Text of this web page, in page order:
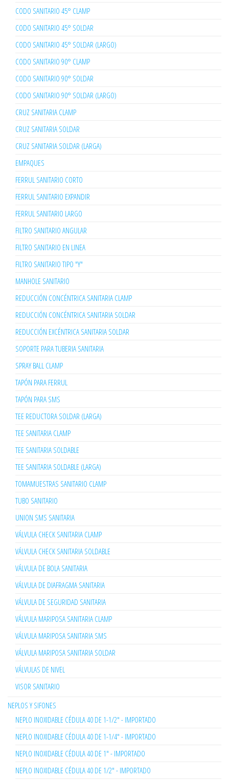
CODO SANITARIO 45° CLAMP
CODO SANITARIO 45° SOLDAR
CODO SANITARIO 45° SOLDAR (LARGO)
CODO SANITARIO 90° CLAMP
CODO SANITARIO 90° SOLDAR
CODO SANITARIO 90° SOLDAR (LARGO)
CRUZ SANITARIA CLAMP
CRUZ SANITARIA SOLDAR
CRUZ SANITARIA SOLDAR (LARGA)
EMPAQUES
FERRUL SANITARIO CORTO
FERRUL SANITARIO EXPANDIR
FERRUL SANITARIO LARGO
FILTRO SANITARIO ANGULAR
FILTRO SANITARIO EN LINEA
FILTRO SANITARIO TIPO "Y"
MANHOLE SANITARIO
REDUCCIÓN CONCÉNTRICA SANITARIA CLAMP
REDUCCIÓN CONCÉNTRICA SANITARIA SOLDAR
REDUCCIÓN EXCÉNTRICA SANITARIA SOLDAR
SOPORTE PARA TUBERIA SANITARIA
SPRAY BALL CLAMP
TAPÓN PARA FERRUL
TAPÓN PARA SMS
TEE REDUCTORA SOLDAR (LARGA)
TEE SANITARIA CLAMP
TEE SANITARIA SOLDABLE
TEE SANITARIA SOLDABLE (LARGA)
TOMAMUESTRAS SANITARIO CLAMP
TUBO SANITARIO
UNION SMS SANITARIA
VÁLVULA CHECK SANITARIA CLAMP
VÁLVULA CHECK SANITARIA SOLDABLE
VÁLVULA DE BOLA SANITARIA
VÁLVULA DE DIAFRAGMA SANITARIA
VÁLVULA DE SEGURIDAD SANITARIA
VÁLVULA MARIPOSA SANITARIA CLAMP
VÁLVULA MARIPOSA SANITARIA SMS
VÁLVULA MARIPOSA SANITARIA SOLDAR
VÁLVULAS DE NIVEL
VISOR SANITARIO
NEPLOS Y SIFONES
NEPLO INOXIDABLE CÉDULA 40 DE 1-1/2" - IMPORTADO
NEPLO INOXIDABLE CÉDULA 40 DE 1-1/4" - IMPORTADO
NEPLO INOXIDABLE CÉDULA 40 DE 1" - IMPORTADO
NEPLO INOXIDABLE CÉDULA 40 DE 1/2" - IMPORTADO